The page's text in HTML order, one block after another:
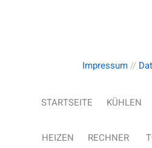
Impressum//
STARTSEITE KÜHLEN
HEIZEN RECHNER